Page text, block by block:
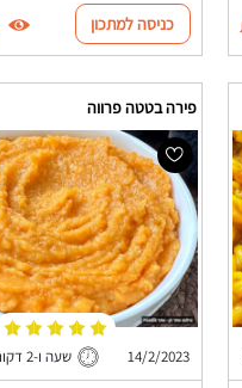
כניסה למתכון
פירה בטטה פרווה
14/2/2023 שעה ו-2 דקות